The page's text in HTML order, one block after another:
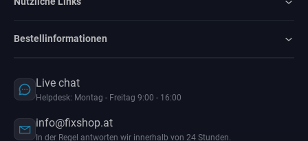
Bestellinformationen
Live chat
Helpdesk: Montag - Freitag 9:00 - 16:00
info@fixshop.at
In der Regel antworten wir innerhalb von 24 Stunden.